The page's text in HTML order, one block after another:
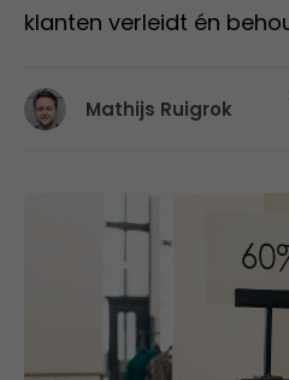
klanten verleidt én
Mathijs Ruigrok